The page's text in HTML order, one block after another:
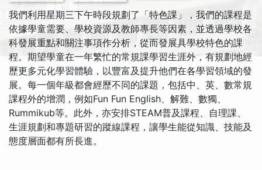
我們利用星期三下午時段規劃了「特色課」，我們的課程是
依據學童需要、學校資源及教師專長等因素，並透過學校各
科發展重點和關注事項作分析，從而發展具學校特色的課
程。期望學童在一年繁忙的常規課學習生涯外，有規劃地經
歷更多元化學習體驗，以豐富及提升他們在各學習領域的發
展。每一個年級都會經歷不同的課題，包括中、英、數常規
課程外的增潤，例如Fun Fun English、解難、數獨、
Rummikub等。此外，亦安排STEAM普及課程、自理課、
生涯規劃和專題研習的蹤線課程，讓學生能從知識、技能及
態度層面都有所長進。